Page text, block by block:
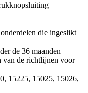
die ingeslikt
de 36 maanden
van de richtlijnen voor
15225, 15025, 15026,